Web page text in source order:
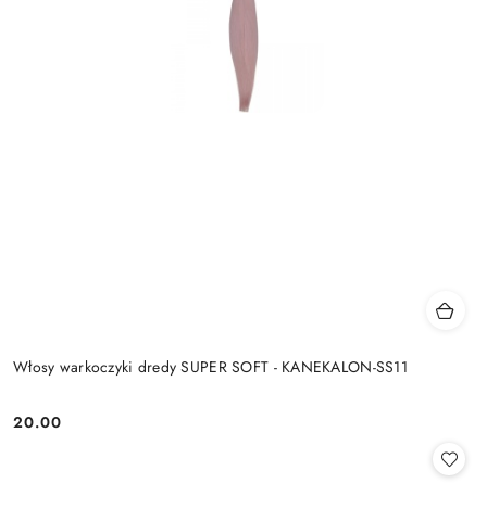
Włosy warkoczyki dredy SUPER SOFT - KANEKALON-SS11
Cena:
20.00